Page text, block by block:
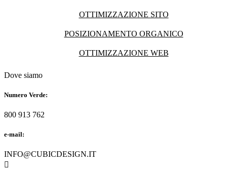
OTTIMIZZAZIONE SITO
POSIZIONAMENTO ORGANICO
OTTIMIZZAZIONE WEB
Dove siamo
Numero Verde:
800 913 762
e-mail:
INFO@CUBICDESIGN.IT
